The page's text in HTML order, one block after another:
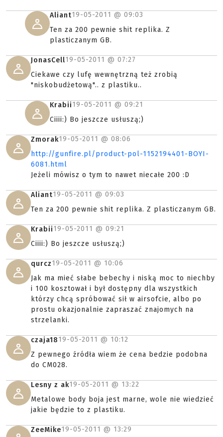
Aliant19-05-2011 @ 09:03
Ten za 200 pewnie shit replika. Z
plasticzanym GB.
JonasCell19-05-2011 @ 07:27
Ciekawe czy lufę wewnętrzną też zrobią
"niskobudżetową".. z plastiku..
Krabii19-05-2011 @ 09:21
Ciiii:) Bo jeszcze usłuszą;)
Zmorak19-05-2011 @ 08:06
http://gunfire.pl/product-pol-1152194401-BOYI-
6081.html
Jeżeli mówisz o tym to nawet niecałe 200 :D
Aliant19-05-2011 @ 09:03
Ten za 200 pewnie shit replika. Z plasticzanym GB.
Krabii19-05-2011 @ 09:21
Ciiii:) Bo jeszcze usłuszą;)
qurcz19-05-2011 @ 10:06
Jak ma mieć słabe bebechy i niską moc to niechby
i 100 kosztował i był dostępny dla wszystkich
którzy chcą spróbować sił w airsofcie, albo po
prostu okazjonalnie zapraszać znajomych na
strzelanki.
czaja1819-05-2011 @ 10:12
Z pewnego źródła wiem że cena bedzie podobna
do CM028.
Lesny z ak19-05-2011 @ 13:22
Metalowe body boja jest marne, wole nie wiedzieć
jakie będzie to z plastiku.
ZeeMike19-05-2011 @ 13:29